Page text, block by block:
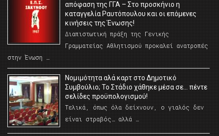
απόφαση της ΓΓΑ – Στο προσκήνιο η
καταγγελία Ραυτόπουλου και οι επόμενες
κινήσεις της Ένωσης!
Διαπιστωτική πράξη της Γενικής
Γραμματείας Αθλητισμού προκαλεί ανατροπές
στην Ένωση …
Νομιμότητα αλά καρτ στο Δημοτικό
Συμβούλιο; Το Στάδιο χάθηκε μέσα σε… πέντε
σελίδες προϋπολογισμού!
Τελικά, όπως όλα δείχνουν, ο γιαλός δεν
είναι στραβός… αλλά …